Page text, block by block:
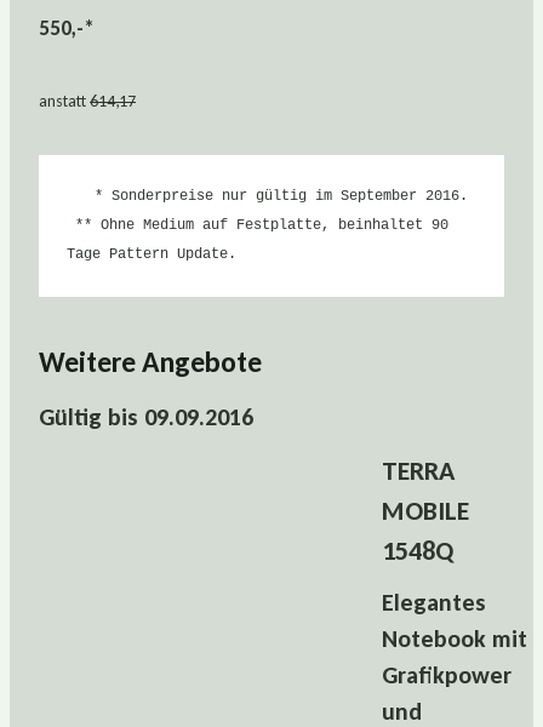
550,-*
anstatt614,17
* Sonderpreise nur gültig im September 2016.
Tage Pattern Update.
Weitere Angebote
Gültig bis 09.09.2016
TERRA
MOBILE
1548Q
Elegantes
Notebook mit
Grafikpower
und